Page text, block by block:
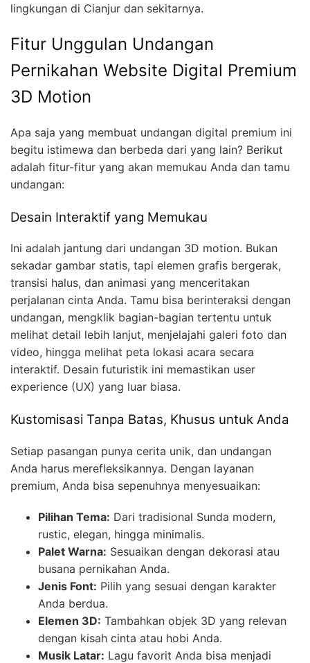
lingkungan di Cianjur dan sekitarnya.
Fitur Unggulan Undangan
Pernikahan Website Digital Premium
3D Motion
Apa saja yang membuat undangan digital premium ini
begitu istimewa dan berbeda dari yang lain? Berikut
adalah fitur-fitur yang akan memukau Anda dan tamu
undangan:
Desain Interaktif yang Memukau
Ini adalah jantung dari undangan 3D motion. Bukan
sekadar gambar statis, tapi elemen grafis bergerak,
transisi halus, dan animasi yang menceritakan
perjalanan cinta Anda. Tamu bisa berinteraksi dengan
undangan, mengklik bagian-bagian tertentu untuk
melihat detail lebih lanjut, menjelajahi galeri foto dan
video, hingga melihat peta lokasi acara secara
interaktif. Desain futuristik ini memastikan user
experience (UX) yang luar biasa.
Kustomisasi Tanpa Batas, Khusus untuk Anda
Setiap pasangan punya cerita unik, dan undangan
Anda harus merefleksikannya. Dengan layanan
premium, Anda bisa sepenuhnya menyesuaikan:
Pilihan Tema: Dari tradisional Sunda modern,
rustic, elegan, hingga minimalis.
Palet Warna: Sesuaikan dengan dekorasi atau
busana pernikahan Anda.
Jenis Font: Pilih yang sesuai dengan karakter
Anda berdua.
Elemen 3D: Tambahkan objek 3D yang relevan
dengan kisah cinta atau hobi Anda.
Musik Latar: Lagu favorit Anda bisa menjadi